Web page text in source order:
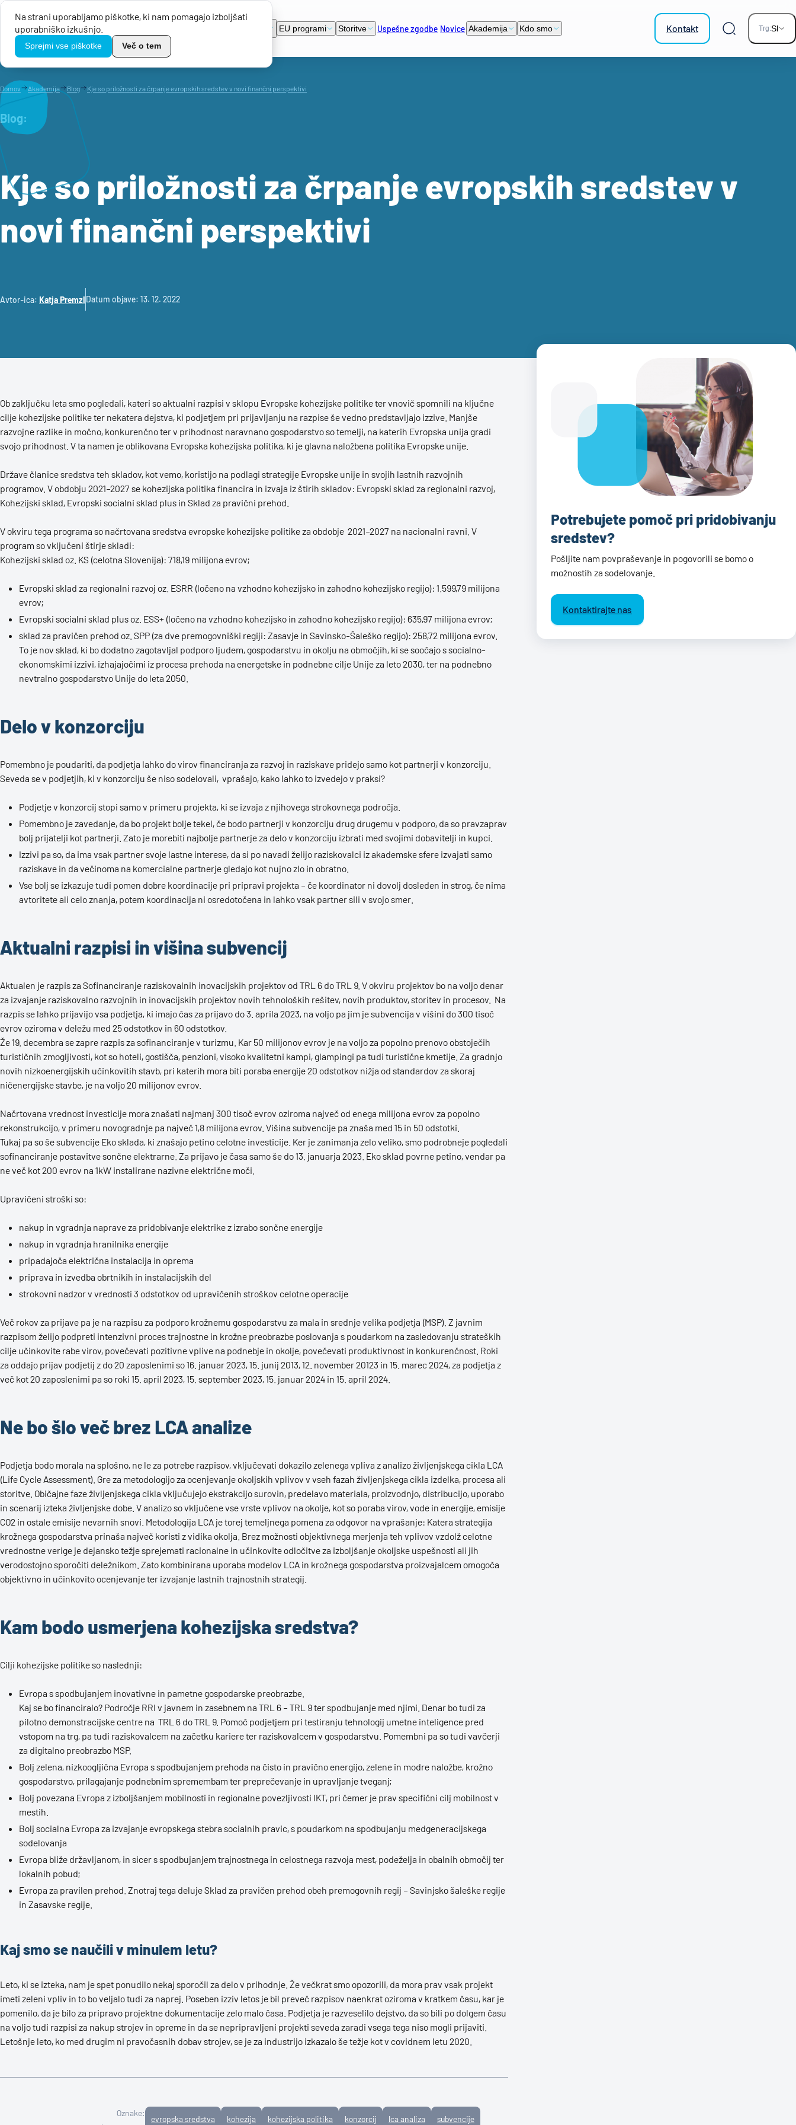
Na strani uporabljamo piškotke, ki nam pomagajo izboljšati
uporabniško izkušnjo.
Sprejmi vse piškotke Več o tem
TikoPro
EU programi Storitve Uspešne zgodbe Novice Akademija Kdo smo Kontakt
Iskalnik
Trg:Sl
Domov Akademija Blog Kje so priložnosti za črpanje evropskih sredstev v novi finančni perspektivi
Blog:
Kje so priložnosti za črpanje evropskih sredstev v
novi finančni perspektivi
Avtor-ica: Katja PremzlDatum objave: 13. 12. 2022
Ob zaključku leta smo pogledali, kateri so aktualni razpisi v sklopu Evropske kohezijske politike ter vnovič spomnili na ključne
cilje kohezijske politike ter nekatera dejstva, ki podjetjem pri prijavljanju na razpise še vedno predstavljajo izzive. Manjše
razvojne razlike in močno, konkurenčno ter v prihodnost naravnano gospodarstvo so temelji, na katerih Evropska unija gradi
svojo prihodnost. V ta namen je oblikovana Evropska kohezijska politika, ki je glavna naložbena politika Evropske unije.
Države članice sredstva teh skladov, kot vemo, koristijo na podlagi strategije Evropske unije in svojih lastnih razvojnih
programov. V obdobju 2021–2027 se kohezijska politika financira in izvaja iz štirih skladov: Evropski sklad za regionalni razvoj,
Kohezijski sklad, Evropski socialni sklad plus in Sklad za pravični prehod.
V okviru tega programa so načrtovana sredstva evropske kohezijske politike za obdobje 2021–2027 na nacionalni ravni. V
program so vključeni štirje skladi:
Kohezijski sklad oz. KS (celotna Slovenija): 718,19 milijona evrov;
Evropski sklad za regionalni razvoj oz. ESRR (ločeno na vzhodno kohezijsko in zahodno kohezijsko regijo): 1.599,79 milijona
evrov;
Evropski socialni sklad plus oz. ESS+ (ločeno na vzhodno kohezijsko in zahodno kohezijsko regijo): 635,97 milijona evrov;
sklad za pravičen prehod oz. SPP (za dve premogovniški regiji: Zasavje in Savinsko-Šaleško regijo): 258,72 milijona evrov.
To je nov sklad, ki bo dodatno zagotavljal podporo ljudem, gospodarstvu in okolju na območjih, ki se soočajo s socialno-
ekonomskimi izzivi, izhajajočimi iz procesa prehoda na energetske in podnebne cilje Unije za leto 2030, ter na podnebno
nevtralno gospodarstvo Unije do leta 2050.
Delo v konzorciju
Pomembno je poudariti, da podjetja lahko do virov financiranja za razvoj in raziskave pridejo samo kot partnerji v konzorciju.
Seveda se v podjetjih, ki v konzorciju še niso sodelovali, vprašajo, kako lahko to izvedejo v praksi?
Podjetje v konzorcij stopi samo v primeru projekta, ki se izvaja z njihovega strokovnega področja.
Pomembno je zavedanje, da bo projekt bolje tekel, če bodo partnerji v konzorciju drug drugemu v podporo, da so pravzaprav
bolj prijatelji kot partnerji. Zato je morebiti najbolje partnerje za delo v konzorciju izbrati med svojimi dobavitelji in kupci.
Izzivi pa so, da ima vsak partner svoje lastne interese, da si po navadi želijo raziskovalci iz akademske sfere izvajati samo
raziskave in da večinoma na komercialne partnerje gledajo kot nujno zlo in obratno.
Vse bolj se izkazuje tudi pomen dobre koordinacije pri pripravi projekta – če koordinator ni dovolj dosleden in strog, če nima
avtoritete ali celo znanja, potem koordinacija ni osredotočena in lahko vsak partner sili v svojo smer.
Aktualni razpisi in višina subvencij
Aktualen je razpis za Sofinanciranje raziskovalnih inovacijskih projektov od TRL 6 do TRL 9. V okviru projektov bo na voljo denar
za izvajanje raziskovalno razvojnih in inovacijskih projektov novih tehnoloških rešitev, novih produktov, storitev in procesov. Na
razpis se lahko prijavijo vsa podjetja, ki imajo čas za prijavo do 3. aprila 2023, na voljo pa jim je subvencija v višini do 300 tisoč
evrov oziroma v deležu med 25 odstotkov in 60 odstotkov.
Že 19. decembra se zapre razpis za sofinanciranje v turizmu. Kar 50 milijonov evrov je na voljo za popolno prenovo obstoječih
turističnih zmogljivosti, kot so hoteli, gostišča, penzioni, visoko kvalitetni kampi, glampingi pa tudi turistične kmetije. Za gradnjo
novih nizkoenergijskih učinkovitih stavb, pri katerih mora biti poraba energije 20 odstotkov nižja od standardov za skoraj
ničenergijske stavbe, je na voljo 20 milijonov evrov.
Načrtovana vrednost investicije mora znašati najmanj 300 tisoč evrov oziroma največ od enega milijona evrov za popolno
rekonstrukcijo, v primeru novogradnje pa največ 1,8 milijona evrov. Višina subvencije pa znaša med 15 in 50 odstotki.
Tukaj pa so še subvencije Eko sklada, ki znašajo petino celotne investicije. Ker je zanimanja zelo veliko, smo podrobneje pogledali
sofinanciranje postavitve sončne elektrarne. Za prijavo je časa samo še do 13. januarja 2023. Eko sklad povrne petino, vendar pa
ne več kot 200 evrov na 1kW instalirane nazivne električne moči.
Upravičeni stroški so:
nakup in vgradnja naprave za pridobivanje elektrike z izrabo sončne energije
nakup in vgradnja hranilnika energije
pripadajoča električna instalacija in oprema
priprava in izvedba obrtnikih in instalacijskih del
strokovni nadzor v vrednosti 3 odstotkov od upravičenih stroškov celotne operacije
Več rokov za prijave pa je na razpisu za podporo krožnemu gospodarstvu za mala in srednje velika podjetja (MSP). Z javnim
razpisom želijo podpreti intenzivni proces trajnostne in krožne preobrazbe poslovanja s poudarkom na zasledovanju strateških
cilje učinkovite rabe virov, povečevati pozitivne vplive na podnebje in okolje, povečevati produktivnost in konkurenčnost. Roki
za oddajo prijav podjetij z do 20 zaposlenimi so 16. januar 2023, 15. junij 2013, 12. november 20123 in 15. marec 2024, za podjetja z
več kot 20 zaposlenimi pa so roki 15. april 2023, 15. september 2023, 15. januar 2024 in 15. april 2024.
Ne bo šlo več brez LCA analize
Podjetja bodo morala na splošno, ne le za potrebe razpisov, vključevati dokazilo zelenega vpliva z analizo življenjskega cikla LCA
(Life Cycle Assessment). Gre za metodologijo za ocenjevanje okoljskih vplivov v vseh fazah življenjskega cikla izdelka, procesa ali
storitve. Običajne faze življenjskega cikla vključujejo ekstrakcijo surovin, predelavo materiala, proizvodnjo, distribucijo, uporabo
in scenarij izteka življenjske dobe. V analizo so vključene vse vrste vplivov na okolje, kot so poraba virov, vode in energije, emisije
CO2 in ostale emisije nevarnih snovi. Metodologija LCA je torej temeljnega pomena za odgovor na vprašanje: Katera strategija
krožnega gospodarstva prinaša največ koristi z vidika okolja. Brez možnosti objektivnega merjenja teh vplivov vzdolž celotne
vrednostne verige je dejansko težje sprejemati racionalne in učinkovite odločitve za izboljšanje okoljske uspešnosti ali jih
verodostojno sporočiti deležnikom. Zato kombinirana uporaba modelov LCA in krožnega gospodarstva proizvajalcem omogoča
objektivno in učinkovito ocenjevanje ter izvajanje lastnih trajnostnih strategij.
Kam bodo usmerjena kohezijska sredstva?
Cilji kohezijske politike so naslednji:
Evropa s spodbujanjem inovativne in pametne gospodarske preobrazbe.
Kaj se bo financiralo? Področje RRI v javnem in zasebnem na TRL 6 – TRL 9 ter spodbujanje med njimi. Denar bo tudi za
pilotno demonstracijske centre na TRL 6 do TRL 9. Pomoč podjetjem pri testiranju tehnologij umetne inteligence pred
vstopom na trg, pa tudi raziskovalcem na začetku kariere ter raziskovalcem v gospodarstvu. Pomembni pa so tudi vavčerji
za digitalno preobrazbo MSP.
Bolj zelena, nizkoogljična Evropa s spodbujanjem prehoda na čisto in pravično energijo, zelene in modre naložbe, krožno
gospodarstvo, prilagajanje podnebnim spremembam ter preprečevanje in upravljanje tveganj;
Bolj povezana Evropa z izboljšanjem mobilnosti in regionalne povezljivosti IKT, pri čemer je prav specifični cilj mobilnost v
mestih.
Bolj socialna Evropa za izvajanje evropskega stebra socialnih pravic, s poudarkom na spodbujanju medgeneracijskega
sodelovanja
Evropa bliže državljanom, in sicer s spodbujanjem trajnostnega in celostnega razvoja mest, podeželja in obalnih območij ter
lokalnih pobud;
Evropa za pravilen prehod. Znotraj tega deluje Sklad za pravičen prehod obeh premogovnih regij – Savinjsko šaleške regije
in Zasavske regije.
Kaj smo se naučili v minulem letu?
Leto, ki se izteka, nam je spet ponudilo nekaj sporočil za delo v prihodnje. Že večkrat smo opozorili, da mora prav vsak projekt
imeti zeleni vpliv in to bo veljalo tudi za naprej. Poseben izziv letos je bil preveč razpisov naenkrat oziroma v kratkem času, kar je
pomenilo, da je bilo za pripravo projektne dokumentacije zelo malo časa. Podjetja je razveselilo dejstvo, da so bili po dolgem času
na voljo tudi razpisi za nakup strojev in opreme in da se nepripravljeni projekti seveda zaradi vsega tega niso mogli prijaviti.
Letošnje leto, ko med drugim ni pravočasnih dobav strojev, se je za industrijo izkazalo še težje kot v covidnem letu 2020.
Oznake:
evropska sredstva kohezija kohezijska politika konzorcij lca analiza subvencije
Potrebujete pomoč pri pridobivanju
sredstev?
Pošljite nam povpraševanje in pogovorili se bomo o
možnostih za sodelovanje.
Kontaktirajte nas